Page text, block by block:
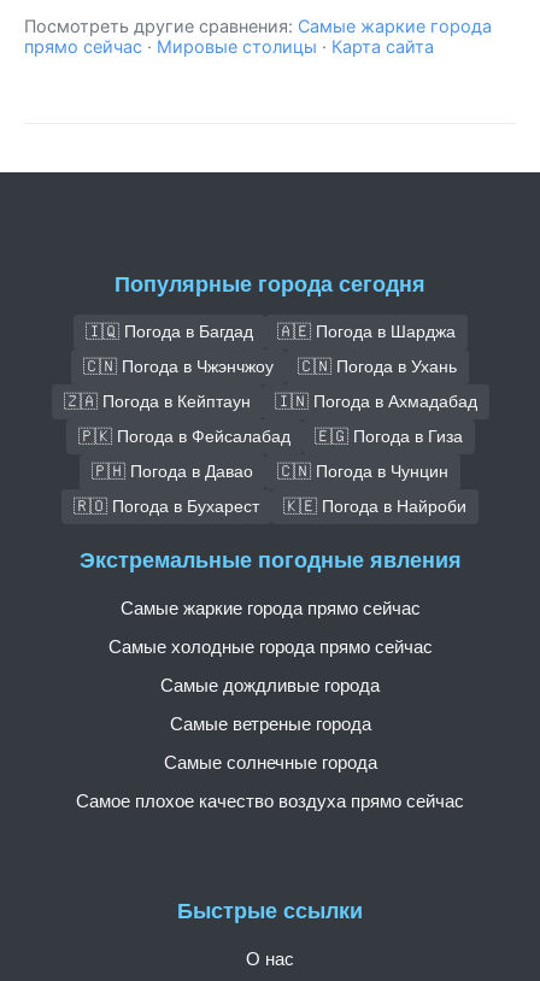
Посмотреть другие сравнения: Самые жаркие города
прямо сейчас · Мировые столицы · Карта сайта
Популярные города сегодня
🇮🇶 Погода в Багдад
🇦🇪 Погода в Шарджа
🇨🇳 Погода в Чжэнчжоу
🇨🇳 Погода в Ухань
🇿🇦 Погода в Кейптаун
🇮🇳 Погода в Ахмадабад
🇵🇰 Погода в Фейсалабад
🇪🇬 Погода в Гиза
🇵🇭 Погода в Давао
🇨🇳 Погода в Чунцин
🇷🇴 Погода в Бухарест
🇰🇪 Погода в Найроби
Быстрые ссылки
О нас
Экстремальные погодные явления
Самые жаркие города прямо сейчас
Самые холодные города прямо сейчас
Самые дождливые города
Самые ветреные города
Самые солнечные города
Самое плохое качество воздуха прямо сейчас